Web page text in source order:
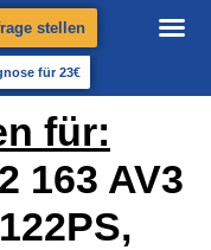
stellen
für 23€
für:
163 AV3